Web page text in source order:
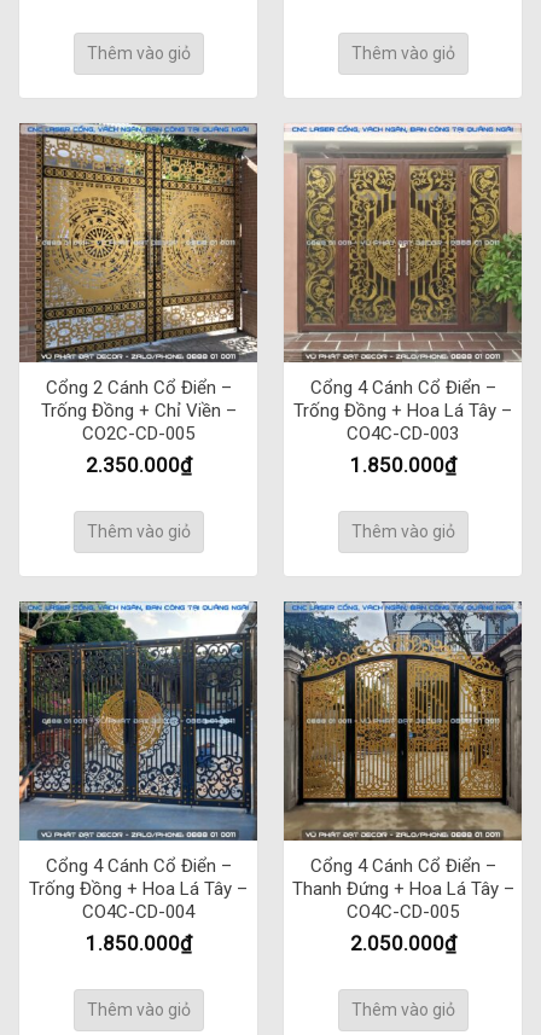
Thêm vào giỏ Thêm vào giỏ
Cổng 2 Cánh Cổ Điển –
Trống Đồng + Chỉ Viền –
CO2C-CD-005
2.350.000₫
Thêm vào giỏ
Cổng 4 Cánh Cổ Điển –
Trống Đồng + Hoa Lá Tây –
CO4C-CD-003
1.850.000₫
Thêm vào giỏ
Cổng 4 Cánh Cổ Điển –
Trống Đồng + Hoa Lá Tây –
CO4C-CD-004
1.850.000₫
Thêm vào giỏ
Cổng 4 Cánh Cổ Điển –
Thanh Đứng + Hoa Lá Tây –
CO4C-CD-005
2.050.000₫
Thêm vào giỏ